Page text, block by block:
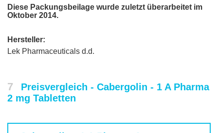
Diese Packungsbeilage wurde zuletzt überarbeitet im
Oktober 2014.
Hersteller:
Lek Pharmaceuticals d.d.
7
Preisvergleich - Cabergolin - 1 A Pharma
2 mg Tabletten